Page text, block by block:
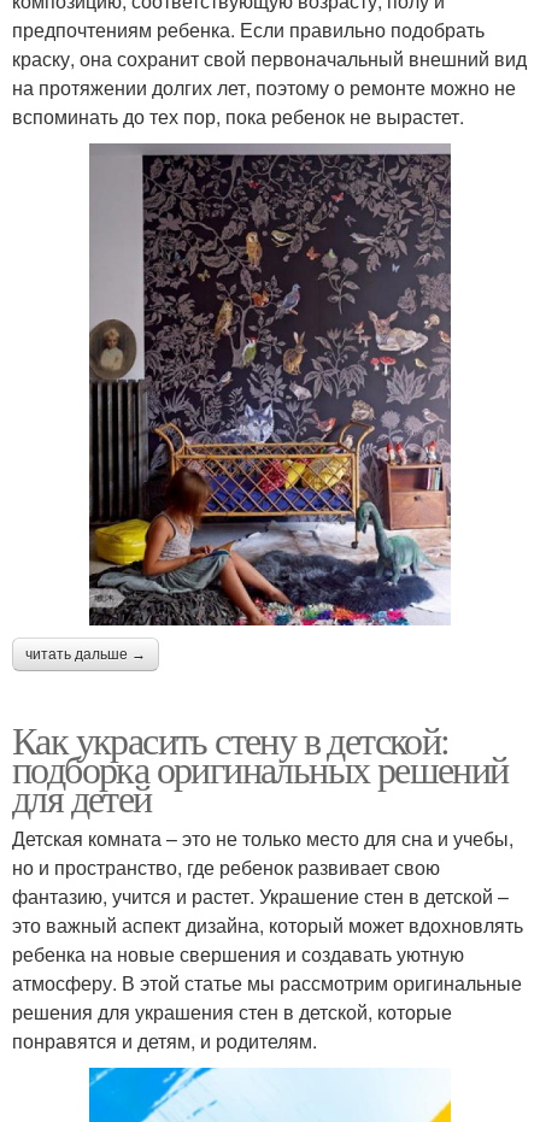
предпочтениям ребенка. Если правильно подобрать
краску, она сохранит свой первоначальный внешний вид
на протяжении долгих лет, поэтому о ремонте можно не
вспоминать до тех пор, пока ребенок не вырастет.
читать дальше →
Как украсить стену в детской:
подборка оригинальных решений
для детей
Детская комната – это не только место для сна и учебы,
но и пространство, где ребенок развивает свою
фантазию, учится и растет. Украшение стен в детской –
это важный аспект дизайна, который может вдохновлять
ребенка на новые свершения и создавать уютную
атмосферу. В этой статье мы рассмотрим оригинальные
решения для украшения стен в детской, которые
понравятся и детям, и родителям.